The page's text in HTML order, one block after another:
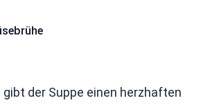
gibt der Suppe einen herzhaften